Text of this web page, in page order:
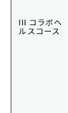
III コラボヘ
ルスコース